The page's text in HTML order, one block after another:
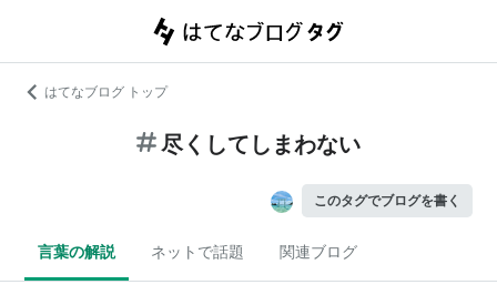
はてなブログ トップ
尽くしてしまわない
このタグでブログを書く
言葉の解説 ネットで話題 関連ブログ